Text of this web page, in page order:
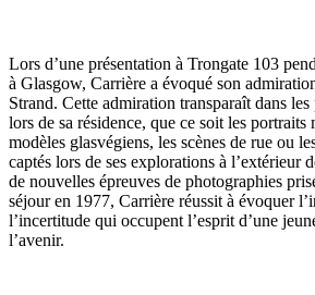
Lors d’une présentation à Trongate 103
à Glasgow, Carrière a évoqué son
Strand. Cette admiration transparaît dans
lors de sa résidence, que ce soit les portraits
modèles glasvégiens, les scènes de rue ou
captés lors de ses explorations à l’extérieur
de nouvelles épreuves de photographies
séjour en 1977, Carrière réussit à évoquer
l’incertitude qui occupent l’esprit d’une
l’avenir.